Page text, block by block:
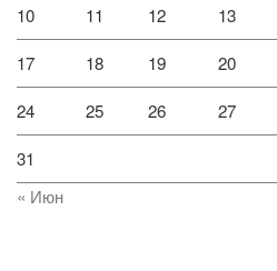
10 11 12 13
17 18 19 20
24 25 26 27
31
« Июн